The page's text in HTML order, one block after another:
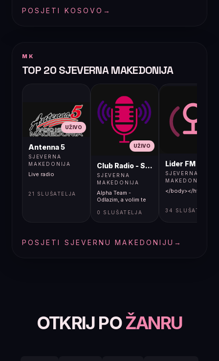
POSJETI KOSOVO →
MK
TOP 20 SJEVERNA MAKEDONIJA
UŽIVO
Antenna 5
SJEVERNA
MAKEDONIJA
Live radio
21 SLUŠATELJA
UŽIVO
Club Radio - Skopje, Mcedonia
SJEVERNA
MAKEDONIJA
Alpha Team -
Odlazim, a volim te
0 SLUŠATELJA
Lider FM 107,4
SJEVERNA
MAKEDONIJA
</body></html>
34 SLUŠATELJA
POSJETI SJEVERNU MAKEDONIJU →
OTKRIJ POŽANRU